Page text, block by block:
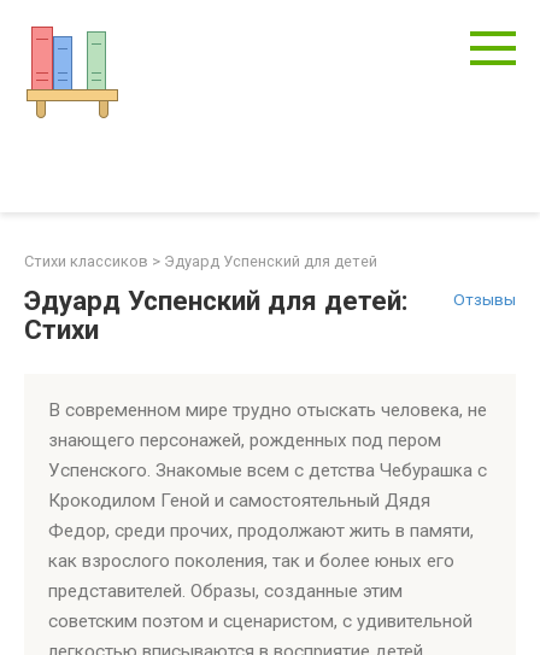
контенту
Стихи классиков > Эдуард Успенский для детей
Отзывы
Эдуард Успенский для детей:
Стихи
В современном мире трудно отыскать человека, не
знающего персонажей, рожденных под пером
Успенского. Знакомые всем с детства Чебурашка с
Крокодилом Геной и самостоятельный Дядя
Федор, среди прочих, продолжают жить в памяти,
как взрослого поколения, так и более юных его
представителей. Образы, созданные этим
советским поэтом и сценаристом, с удивительной